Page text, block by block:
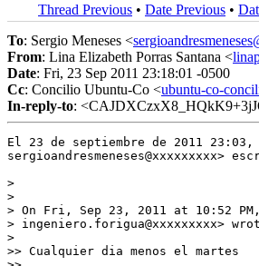
Thread Previous • Date Previous •
To: Sergio Meneses <
From: Lina Elizabeth Porras Santana <
Date: Fri, 23 Sep 2011 23:18:01 -0500
Cc: Concilio Ubuntu-Co <ubuntu-co-
In-reply-to:
El 23 de septiembre de 2011 23:03,
sergioandresmeneses@xxxxxxxxx>
>
>
> On Fri, Sep 23, 2011 at 10:52
> ingeniero.forigua@xxxxxxxxx>
>
>> Cualquier dia menos el martes